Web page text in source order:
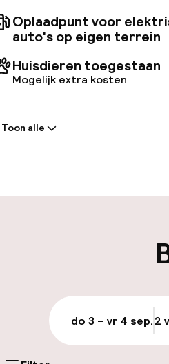
Oplaadpunt voor
auto's op eigen terrein
Huisdieren toegestaan
Mogelijk extra kosten
Parkeergelegenheid op
DKK 250,00 per dag
Parkeergelegenheid op
terrein (binnen)
Toon alle
do 3 – vr 4 sep.2